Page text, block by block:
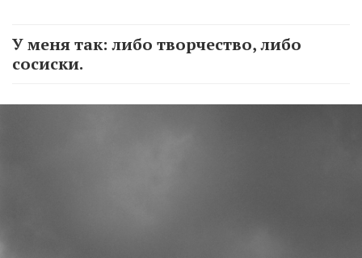
У меня так: либо творчество, либо
сосиски.